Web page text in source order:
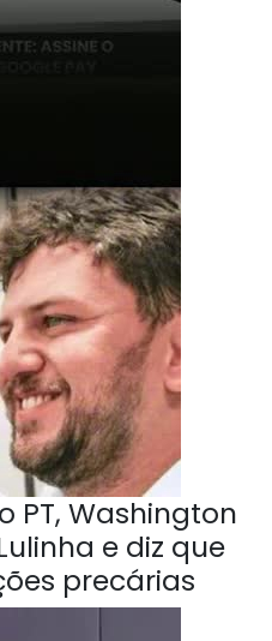
PT, Washington
e diz que
precárias